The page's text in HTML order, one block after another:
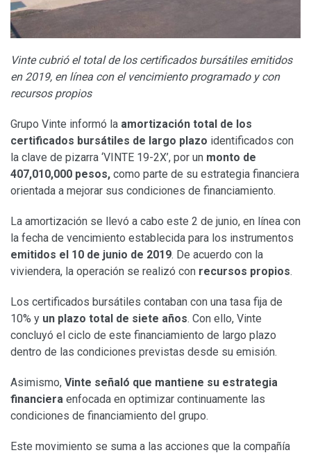
Vinte cubrió el total de los certificados bursátiles emitidos
en 2019, en línea con el vencimiento programado y con
recursos propios
Grupo Vinte informó la amortización total de los
certificados bursátiles de largo plazo identificados con
la clave de pizarra ‘VINTE 19-2X’, por un monto de
407,010,000 pesos, como parte de su estrategia financiera
orientada a mejorar sus condiciones de financiamiento.
La amortización se llevó a cabo este 2 de junio, en línea con
la fecha de vencimiento establecida para los instrumentos
emitidos el 10 de junio de 2019. De acuerdo con la
viviendera, la operación se realizó con recursos propios.
Los certificados bursátiles contaban con una tasa fija de
10% y un plazo total de siete años. Con ello, Vinte
concluyó el ciclo de este financiamiento de largo plazo
dentro de las condiciones previstas desde su emisión.
Asimismo, Vinte señaló que mantiene su estrategia
financiera enfocada en optimizar continuamente las
condiciones de financiamiento del grupo.
Este movimiento se suma a las acciones que la compañía